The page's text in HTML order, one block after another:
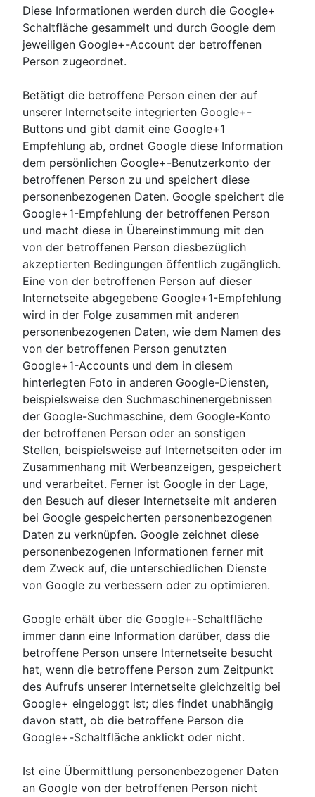
Diese Informationen werden durch die Google+
Schaltfläche gesammelt und durch Google dem
jeweiligen Google+-Account der betroffenen
Person zugeordnet.
Betätigt die betroffene Person einen der auf
unserer Internetseite integrierten Google+-
Buttons und gibt damit eine Google+1
Empfehlung ab, ordnet Google diese Information
dem persönlichen Google+-Benutzerkonto der
betroffenen Person zu und speichert diese
personenbezogenen Daten. Google speichert die
Google+1-Empfehlung der betroffenen Person
und macht diese in Übereinstimmung mit den
von der betroffenen Person diesbezüglich
akzeptierten Bedingungen öffentlich zugänglich.
Eine von der betroffenen Person auf dieser
Internetseite abgegebene Google+1-Empfehlung
wird in der Folge zusammen mit anderen
personenbezogenen Daten, wie dem Namen des
von der betroffenen Person genutzten
Google+1-Accounts und dem in diesem
hinterlegten Foto in anderen Google-Diensten,
beispielsweise den Suchmaschinenergebnissen
der Google-Suchmaschine, dem Google-Konto
der betroffenen Person oder an sonstigen
Stellen, beispielsweise auf Internetseiten oder im
Zusammenhang mit Werbeanzeigen, gespeichert
und verarbeitet. Ferner ist Google in der Lage,
den Besuch auf dieser Internetseite mit anderen
bei Google gespeicherten personenbezogenen
Daten zu verknüpfen. Google zeichnet diese
personenbezogenen Informationen ferner mit
dem Zweck auf, die unterschiedlichen Dienste
von Google zu verbessern oder zu optimieren.
Google erhält über die Google+-Schaltfläche
immer dann eine Information darüber, dass die
betroffene Person unsere Internetseite besucht
hat, wenn die betroffene Person zum Zeitpunkt
des Aufrufs unserer Internetseite gleichzeitig bei
Google+ eingeloggt ist; dies findet unabhängig
davon statt, ob die betroffene Person die
Google+-Schaltfläche anklickt oder nicht.
Ist eine Übermittlung personenbezogener Daten
an Google von der betroffenen Person nicht